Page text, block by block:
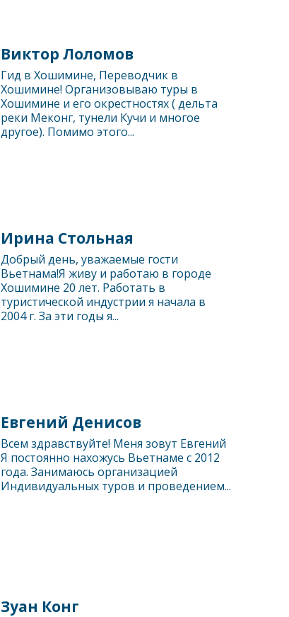
Виктор Лоломов
Гид в Хошимине, Переводчик в
Хошимине! Организовываю туры в
Хошимине и его окрестностях ( дельта
реки Меконг, тунели Кучи и многое
другое). Помимо этого...
Ирина Стольная
Добрый день, уважаемые гости
Вьетнама!Я живу и работаю в городе
Хошимине 20 лет. Работать в
туристической индустрии я начала в
2004 г. За эти годы я...
Евгений Денисов
Всем здравствуйте! Меня зовут Евгений
Я постоянно нахожусь Вьетнаме с 2012
года. Занимаюсь организацией
Индивидуальных туров и проведением...
Зуан Конг